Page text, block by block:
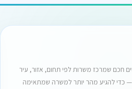
חכם שמרכז משרות לפי תחום, אזור, עיר
— כדי להגיע מהר יותר למשרה שמתאימה